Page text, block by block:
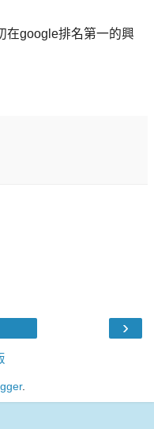
在google排名第一的興
›
.